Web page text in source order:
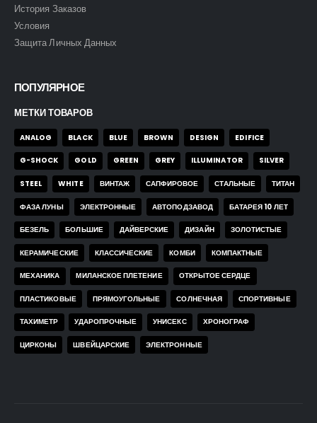
История Заказов
Условия
Защита Личных Данных
ПОПУЛЯРНОЕ
МЕТКИ ТОВАРОВ
ANALOG BLACK BLUE BROWN DESIGN EDIFICE
G-SHOCK GOLD GREEN GREY ILLUMINATOR SILVER
STEEL WHITE ВИНТАЖ САПФИРОВОЕ СТАЛЬНЫЕ ТИТАН
ФАЗА ЛУНЫ ЭЛЕКТРОННЫЕ АВТОПОДЗАВОД БАТАРЕЯ 10 ЛЕТ
БЕЗЕЛЬ БОЛЬШИЕ ДАЙВЕРСКИЕ ДИЗАЙН ЗОЛОТИСТЫЕ
КЕРАМИЧЕСКИЕ КЛАССИЧЕСКИЕ КОМБИ КОМПАКТНЫЕ
МЕХАНИКА МИЛАНСКОЕ ПЛЕТЕНИЕ ОТКРЫТОЕ СЕРДЦЕ
ПЛАСТИКОВЫЕ ПРЯМОУГОЛЬНЫЕ СОЛНЕЧНАЯ СПОРТИВНЫЕ
ТАХИМЕТР УДАРОПРОЧНЫЕ УНИСЕКС ХРОНОГРАФ
ЦИРКОНЫ ШВЕЙЦАРСКИЕ ЭЛЕКТРОННЫЕ